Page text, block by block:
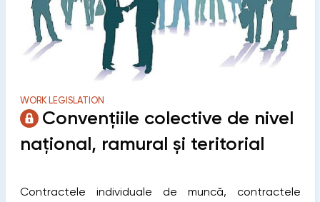
WORK LEGISLATION
Convenţiile colective de nivel
naţional, ramural și teritorial
Contractele individuale de muncă, contractele